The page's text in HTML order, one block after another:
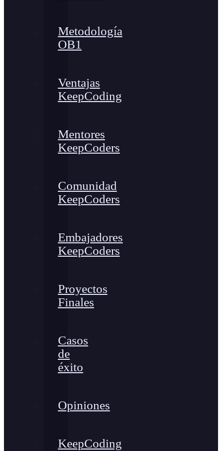
Metodología
OB1
Ventajas
KeepCoding
Mentores
KeepCoders
Comunidad
KeepCoders
Embajadores
KeepCoders
Proyectos
Finales
Casos
de
éxito
Opiniones
KeepCoding